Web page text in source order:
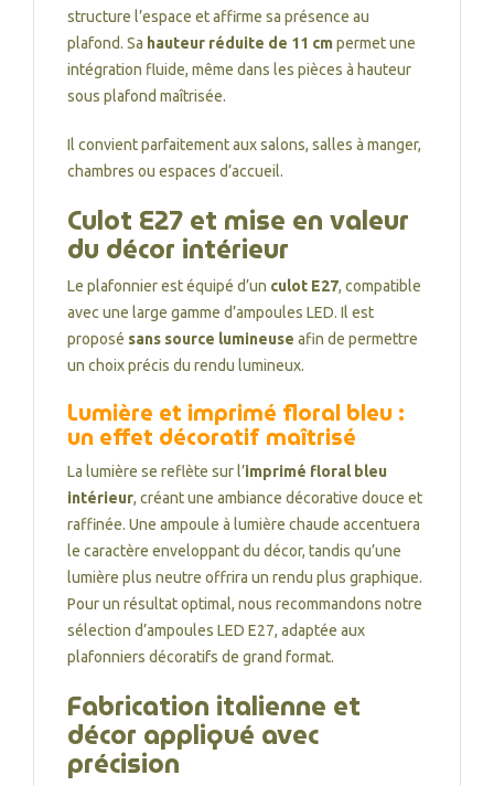
structure l’espace et affirme sa présence au
plafond. Sa hauteur réduite de 11 cmpermet une
intégration fluide, même dans les pièces à hauteur
sous plafond maîtrisée.
Il convient parfaitement aux salons, salles à manger,
chambres ou espaces d’accueil.
Culot E27 et mise en valeur
du décor intérieur
Le plafonnier est équipé d’un culot E27, compatible
avec une large gamme d’ampoules LED. Il est
proposé sans source lumineuse afin de permettre
un choix précis du rendu lumineux.
Lumière et imprimé floral bleu :
un effet décoratif maîtrisé
La lumière se reflète sur l’imprimé floral bleu
intérieur, créant une ambiance décorative douce et
raffinée. Une ampoule à lumière chaude accentuera
le caractère enveloppant du décor, tandis qu’une
lumière plus neutre offrira un rendu plus graphique.
Pour un résultat optimal, nous recommandons notre
sélection d’ampoules LED E27, adaptée aux
plafonniers décoratifs de grand format.
Fabrication italienne et
décor appliqué avec
précision